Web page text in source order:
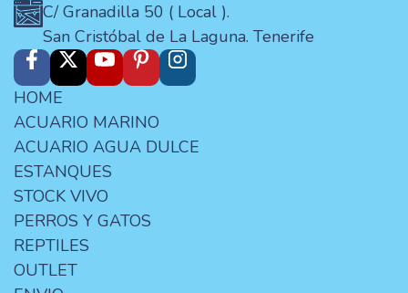
C/ Granadilla 50 ( Local ).
San Cristóbal de La Laguna. Tenerife
HOME
ACUARIO MARINO
ACUARIO AGUA DULCE
ESTANQUES
STOCK VIVO
PERROS Y GATOS
REPTILES
OUTLET